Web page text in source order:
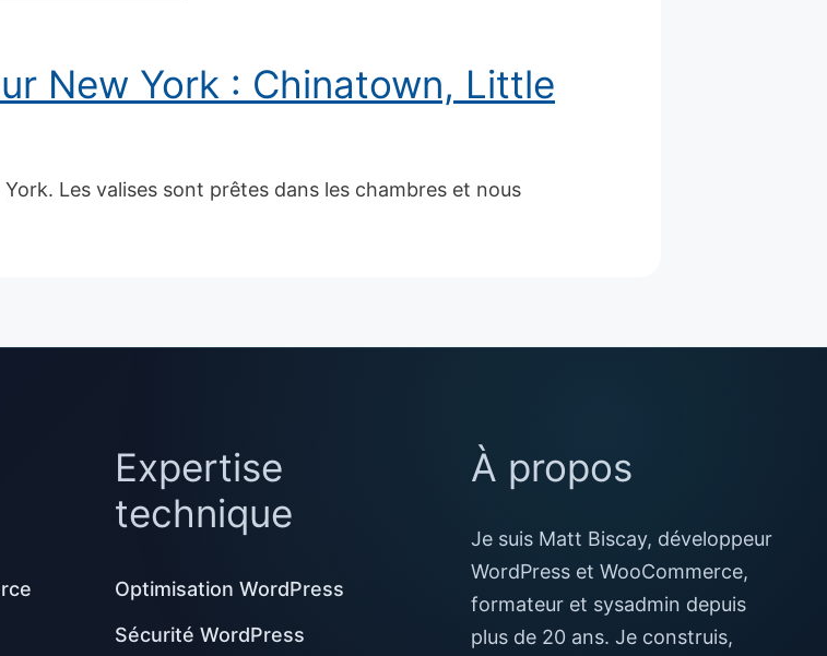
New York : Chinatown, Little
Les valises sont prêtes dans les chambres et nous
Expertise
technique
Optimisation WordPress
Sécurité WordPress
À propos
Je suis Matt Biscay, développeur
WordPress et WooCommerce,
formateur et sysadmin depuis
plus de 20 ans. Je construis,